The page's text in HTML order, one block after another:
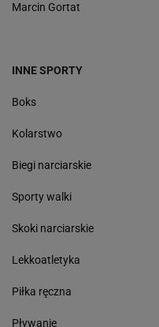
Marcin Gortat
INNE SPORTY
Boks
Kolarstwo
Biegi narciarskie
Sporty walki
Skoki narciarskie
Lekkoatletyka
Piłka ręczna
Pływanie